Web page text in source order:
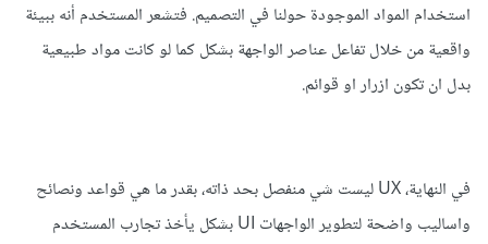
استخدام المواد الموجودة حولنا في التصميم. فتشعر المستخدم أنه ببيئة
واقعية من خلال تفاعل عناصر الواجهة بشكل كما لو كانت مواد طبيعية
بدل ان تكون ازرار او قوائم.
في النهاية، UX ليست شي منفصل بحد ذاته، بقدر ما هي قواعد ونصائح
واساليب واضحة لتطوير الواجهات UI بشكل يأخذ تجارب المستخدم